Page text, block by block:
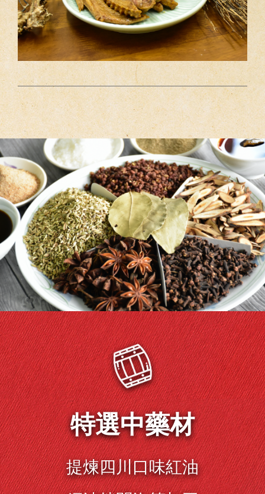
特選中藥材
提煉四川口味紅油